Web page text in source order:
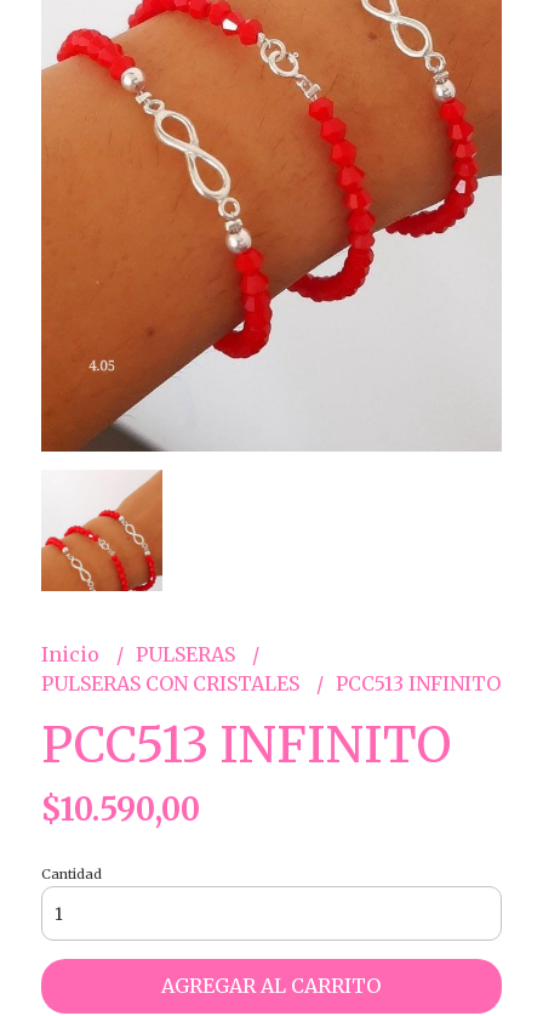
Inicio
PULSERAS
PULSERAS CON CRISTALES
PCC513 INFINITO
PCC513 INFINITO
$10.590,00
Cantidad
AGREGAR AL CARRITO